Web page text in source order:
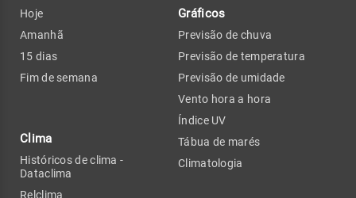
Hoje
Amanhã
15 dias
Fim de semana
Clima
Históricos de clima -
Dataclima
Relclima
Gráficos
Previsão de chuva
Previsão de temperatura
Previsão de umidade
Vento hora a hora
Índice UV
Tábua de marés
Climatologia